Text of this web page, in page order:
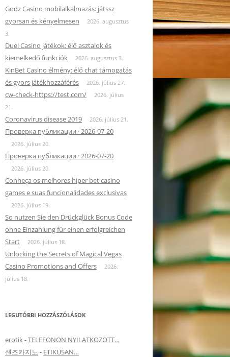
Godz Casino mobilalkalmazás: játssz
gyorsan és kényelmesen
2026. augusztus
3.
Duel Casino játékok: élő asztalok és
kiemelkedő funkciók
2026. augusztus 3.
KinBet Casino élmény: élő chat támogatás
és gyors játékhozzáférés
2026. július 27.
cw-check-https://test.com/
2026. július
21.
Coronavirus disease 2019 2026. július 21.
Проверка публикации · 2026-07-20
2026. július 20.
Проверка публикации · 2026-07-20
2026. július 20.
Conheça os melhores hiper bet casino
games e suas funcionalidades exclusivas
2026. július 19.
So nutzen Sie den Drückglück Bonus Code
ohne Einzahlung für einen erfolgreichen
Start
2026. július 18.
Unlocking the Secrets of Magical Vegas
Casino Promotions and Offers
2026.
július 18.
LEGUTÓBBI HOZZÁSZÓLÁSOK
erotik-TELEFONON NYILATKOZOTT…
샌즈카지노 - ETIKUSAN…